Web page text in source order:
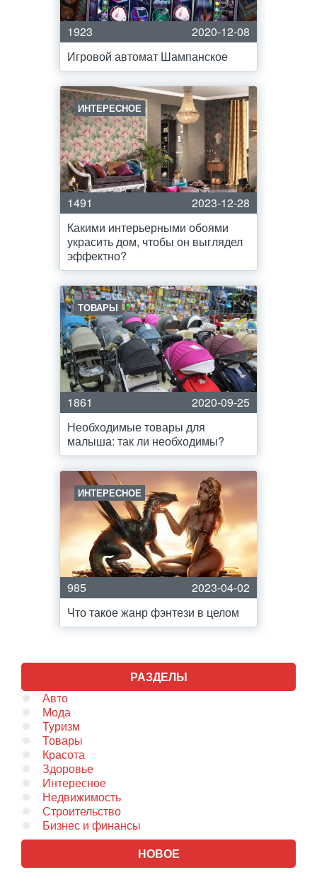
1923
2020-12-08
Игровой автомат Шампанское
ИНТЕРЕСНОЕ
1491
2023-12-28
Какими интерьерными обоями
украсить дом, чтобы он выглядел
эффектно?
ТОВАРЫ
1861
2020-09-25
Необходимые товары для
малыша: так ли необходимы?
ИНТЕРЕСНОЕ
985
2023-04-02
Что такое жанр фэнтези в целом
РАЗДЕЛЫ
Авто
Мода
Туризм
Товары
Красота
Здоровье
Интересное
Недвижимость
Строительство
Бизнес и финансы
НОВОЕ